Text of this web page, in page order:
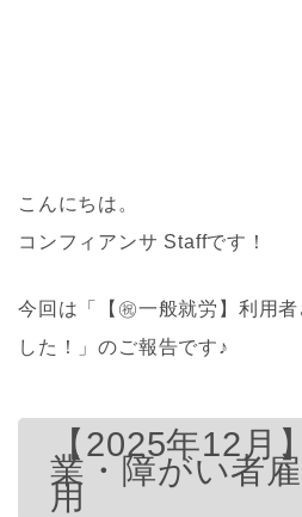
こんにちは。
コンフィアンサ Staffです！
今回は「【㊗一般就労】利用
した！」のご報告です♪
【2025年12月
業・障がい者
用